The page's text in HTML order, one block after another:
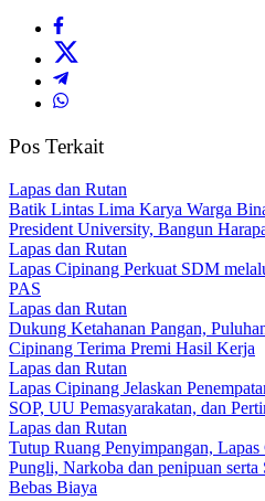
Pos Terkait
Lapas dan Rutan
Batik Lintas Lima Karya Warga
President University, Bangun
Lapas dan Rutan
Lapas Cipinang Perkuat SDM
PAS
Lapas dan Rutan
Dukung Ketahanan Pangan,
Cipinang Terima Premi Hasil Kerja
Lapas dan Rutan
Lapas Cipinang Jelaskan
SOP, UU Pemasyarakatan, dan
Lapas dan Rutan
Tutup Ruang Penyimpangan,
Pungli, Narkoba dan penipuan
Bebas Biaya